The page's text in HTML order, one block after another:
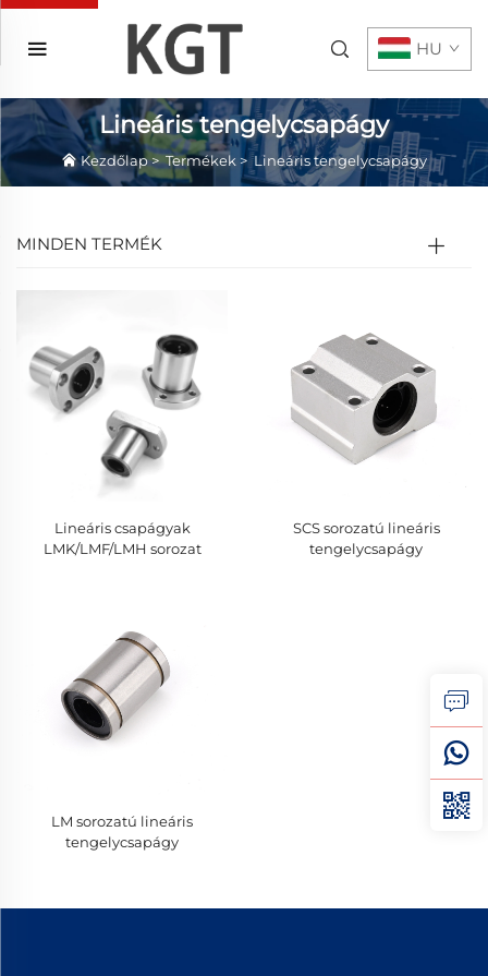
HU
Lineáris tengelycsapágy
Kezdőlap>Termékek >Lineáris tengelycsapágy
MINDEN TERMÉK
Lineáris csapágyak
LMK/LMF/LMH sorozat
SCS sorozatú lineáris
tengelycsapágy
LM sorozatú lineáris
tengelycsapágy